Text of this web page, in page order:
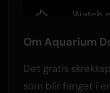
Om Aquarium
Det gratis
som blir fanget i